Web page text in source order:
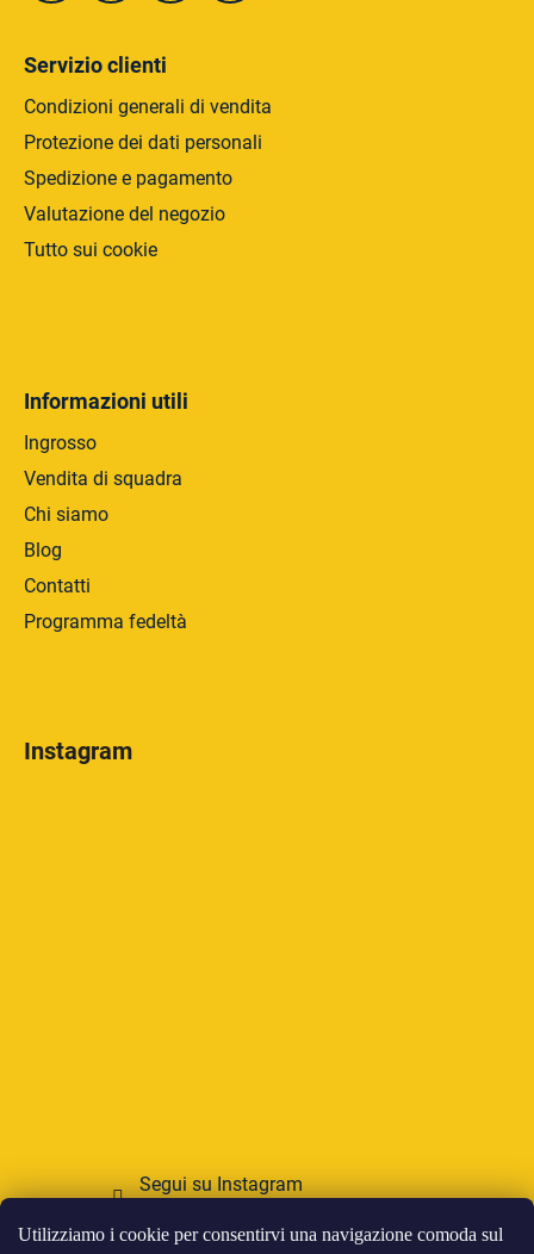
Utilizziamo i cookie per consentirvi una navigazione comoda sul
Servizio clienti
Condizioni generali di vendita
Protezione dei dati personali
Spedizione e pagamento
Valutazione del negozio
Tutto sui cookie
Informazioni utili
Ingrosso
Vendita di squadra
Chi siamo
Blog
Contatti
Programma fedeltà
Instagram
Segui su Instagram